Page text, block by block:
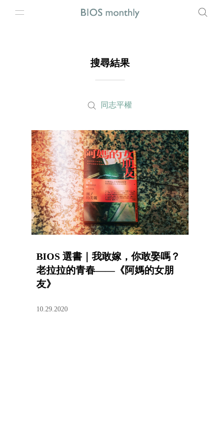
搜尋結果
同志平權
BIOS 選書｜我敢嫁，你敢娶嗎？
老拉拉的青春——《阿媽的女朋
友》
10.29.2020